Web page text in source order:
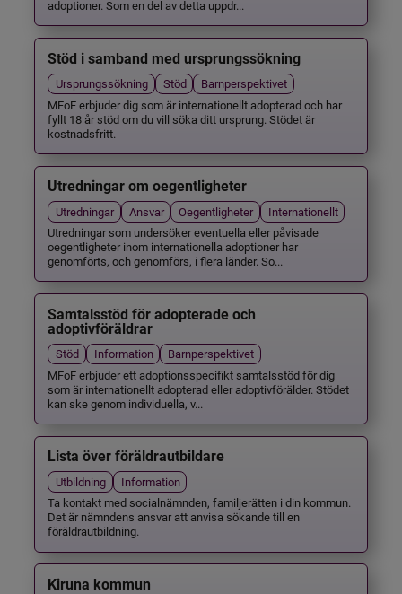
adoptioner. Som en del av detta uppdr...
Stöd i samband med ursprungssökning
Ursprungssökning Stöd
Barnperspektivet
MFoF erbjuder dig som är internationellt adopterad och har
fyllt 18 år stöd om du vill söka ditt ursprung. Stödet är
kostnadsfritt.
Utredningar om oegentligheter
Utredningar Ansvar Oegentligheter
Internationellt
Utredningar som undersöker eventuella eller påvisade
oegentligheter inom internationella adoptioner har
genomförts, och genomförs, i flera länder. So...
Samtalsstöd för adopterade och
adoptivföräldrar
Stöd Information
Barnperspektivet
MFoF erbjuder ett adoptionsspecifikt samtalsstöd för dig
som är internationellt adopterad eller adoptivförälder. Stödet
kan ske genom individuella, v...
Lista över föräldrautbildare
Utbildning
Information
Ta kontakt med socialnämnden, familjerätten i din kommun.
Det är nämndens ansvar att anvisa sökande till en
föräldrautbildning.
Kiruna kommun